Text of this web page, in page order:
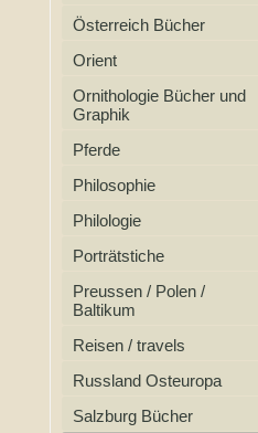
Österreich Bücher
Orient
Ornithologie Bücher und
Graphik
Pferde
Philosophie
Philologie
Porträtstiche
Preussen / Polen /
Baltikum
Reisen / travels
Russland Osteuropa
Salzburg Bücher